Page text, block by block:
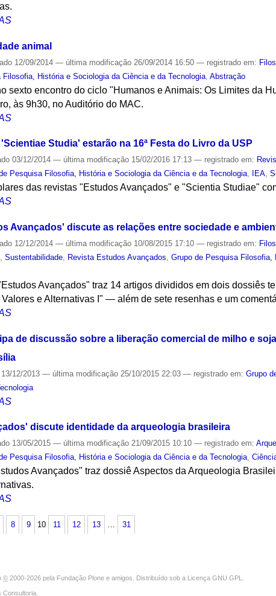
animal
12/09/2014— última modificação 26/09/2014 16:50— registrado em:
Filosofia, História e Sociologia da Ciência e da Tecnologia ,Abstração
sexto encontro do ciclo "Humanos e Animais: Os Limites da
às 9h30, no Auditório do MAC.
Studia' estarão na 16ª Festa do Livro da USP
03/12/2014— última modificação 15/02/2016 17:13— registrado em:
Pesquisa Filosofia, História e Sociologia da Ciência e da Tecnologia, IEA,
das revistas "Estudos Avançados" e "Scientia Studiae"
Avançados' discute as relações entre sociedade e
12/12/2014— última modificação 10/08/2015 17:10— registrado em:
,Sustentabilidade Revista Estudos Avançados ,Grupo de Pesquisa
Avançados" traz 14 artigos divididos em dois dossiês
e Alternativas I" — além de sete resenhas e um
de discussão sobre a liberação comercial de milho e
13/12/2013— última modificação 25/10/2015 22:03— registrado em:Grupo
discute identidade da arqueologia brasileira
13/05/2015— última modificação 21/09/2015 10:10— registrado em:
Pesquisa Filosofia, História e Sociologia da Ciência e da Tecnologia,
Avançados" traz dossiê Aspectos da Arqueologia
8 9 10 11 12 13 31
© 2000-2026 pela Fundação Plone e amigos. Distribuído sob a Licença GNU GPL
Consultoria